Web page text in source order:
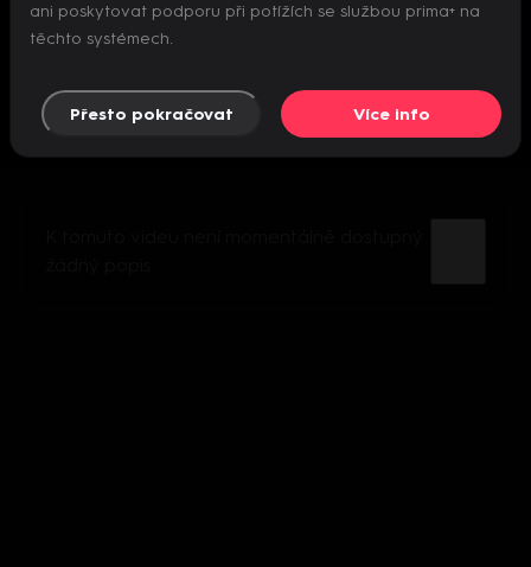
Nepodařilo se inicializovat přehrávač
ani poskytovat podporu při potížích se službou prima+ na
těchto systémech.
Přesto pokračovat Více info